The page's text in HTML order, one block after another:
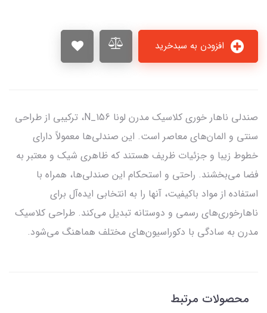
صندلی ناهار خوری کلاسیک مدرن لونا N_156، ترکیبی از طراحی
سنتی و المان‌های معاصر است. این صندلی‌ها معمولاً دارای
خطوط زیبا و جزئیات ظریف هستند که ظاهری شیک و معتبر به
فضا می‌بخشند. راحتی و استحکام این صندلی‌ها، همراه با
استفاده از مواد باکیفیت، آنها را به انتخابی ایده‌آل برای
ناهارخوری‌های رسمی و دوستانه تبدیل می‌کند. طراحی کلاسیک
مدرن به سادگی با دکوراسیون‌های مختلف هماهنگ می‌شود.
محصولات مرتبط